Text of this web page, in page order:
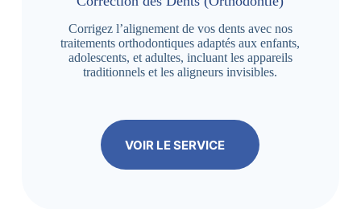
Corrigez l’alignement de vos dents avec nos
traitements orthodontiques adaptés aux enfants,
adolescents, et adultes, incluant les appareils
traditionnels et les aligneurs invisibles.
VOIR LE SERVICE